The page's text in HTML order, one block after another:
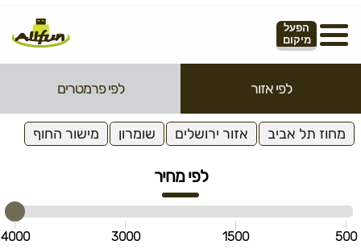
הפעל
מיקום
לפי אזור לפי פרמטרים
מחוז תל אביב אזור ירושלים שומרון מישור החוף
לפי מחיר
500
1500
3000
4000